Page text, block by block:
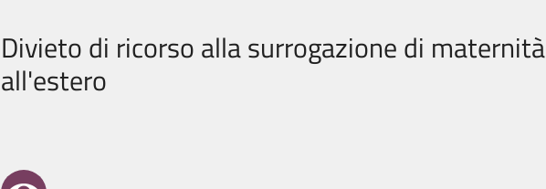
Divieto di ricorso alla surrogazione di maternità
all'estero